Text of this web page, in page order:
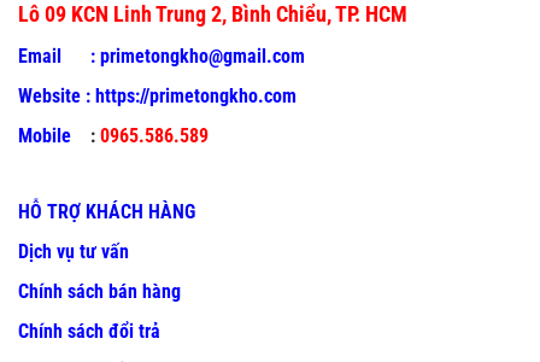
Lô 09 KCN Linh Trung 2, Bình Chiểu, TP. HCM
Email : primetongkho@gmail.com
Website : https://primetongkho.com
Mobile : 0965.586.589
HỖ TRỢ KHÁCH HÀNG
Dịch vụ tư vấn
Chính sách bán hàng
Chính sách đổi trả